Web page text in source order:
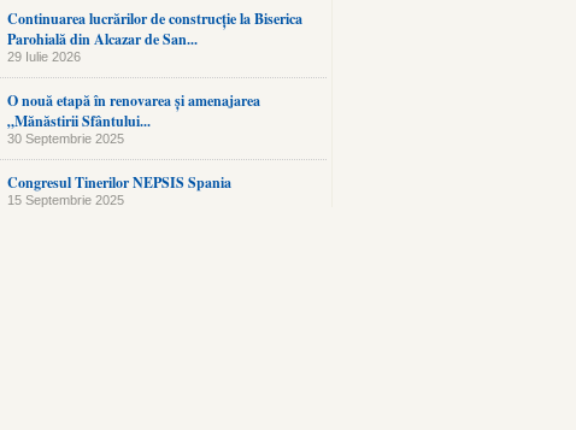
Continuarea lucrărilor de construcție la Biserica
Parohială din Alcazar de San...
29 Iulie 2026
O nouă etapă în renovarea și amenajarea
„Mănăstirii Sfântului...
30 Septembrie 2025
Congresul Tinerilor NEPSIS Spania
15 Septembrie 2025